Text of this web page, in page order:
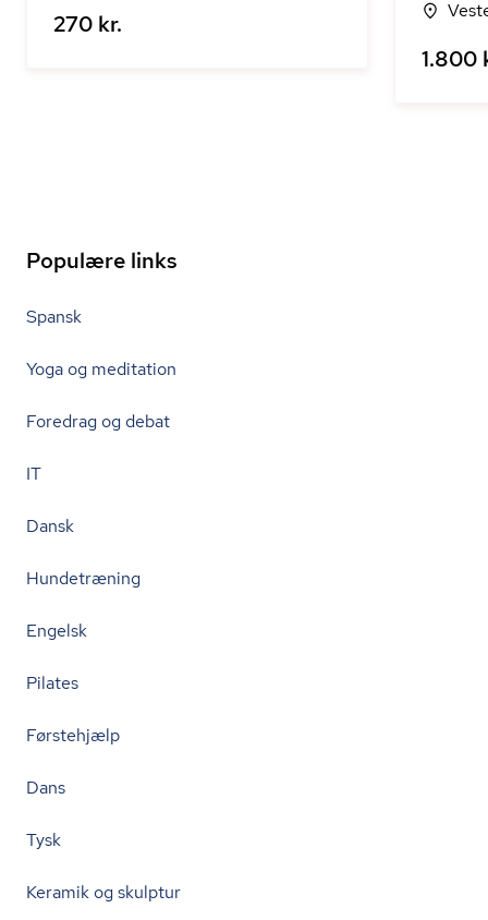
270 kr.
1.800
Populære links
Spansk
Yoga og meditation
Foredrag og debat
IT
Dansk
Hundetræning
Engelsk
Pilates
Førstehjælp
Dans
Tysk
Keramik og skulptur